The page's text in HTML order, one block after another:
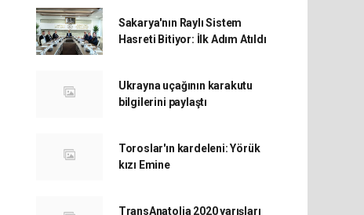
Sakarya'nın Raylı Sistem
Hasreti Bitiyor: İlk Adım Atıldı
Ukrayna uçağının karakutu
bilgilerini paylaştı
Toroslar'ın kardeleni: Yörük
kızı Emine
TransAnatolia 2020 yarışları